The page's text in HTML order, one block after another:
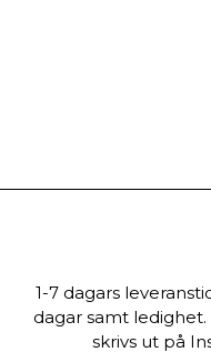
1-7 dagars
dagar samt
skrivs ut på